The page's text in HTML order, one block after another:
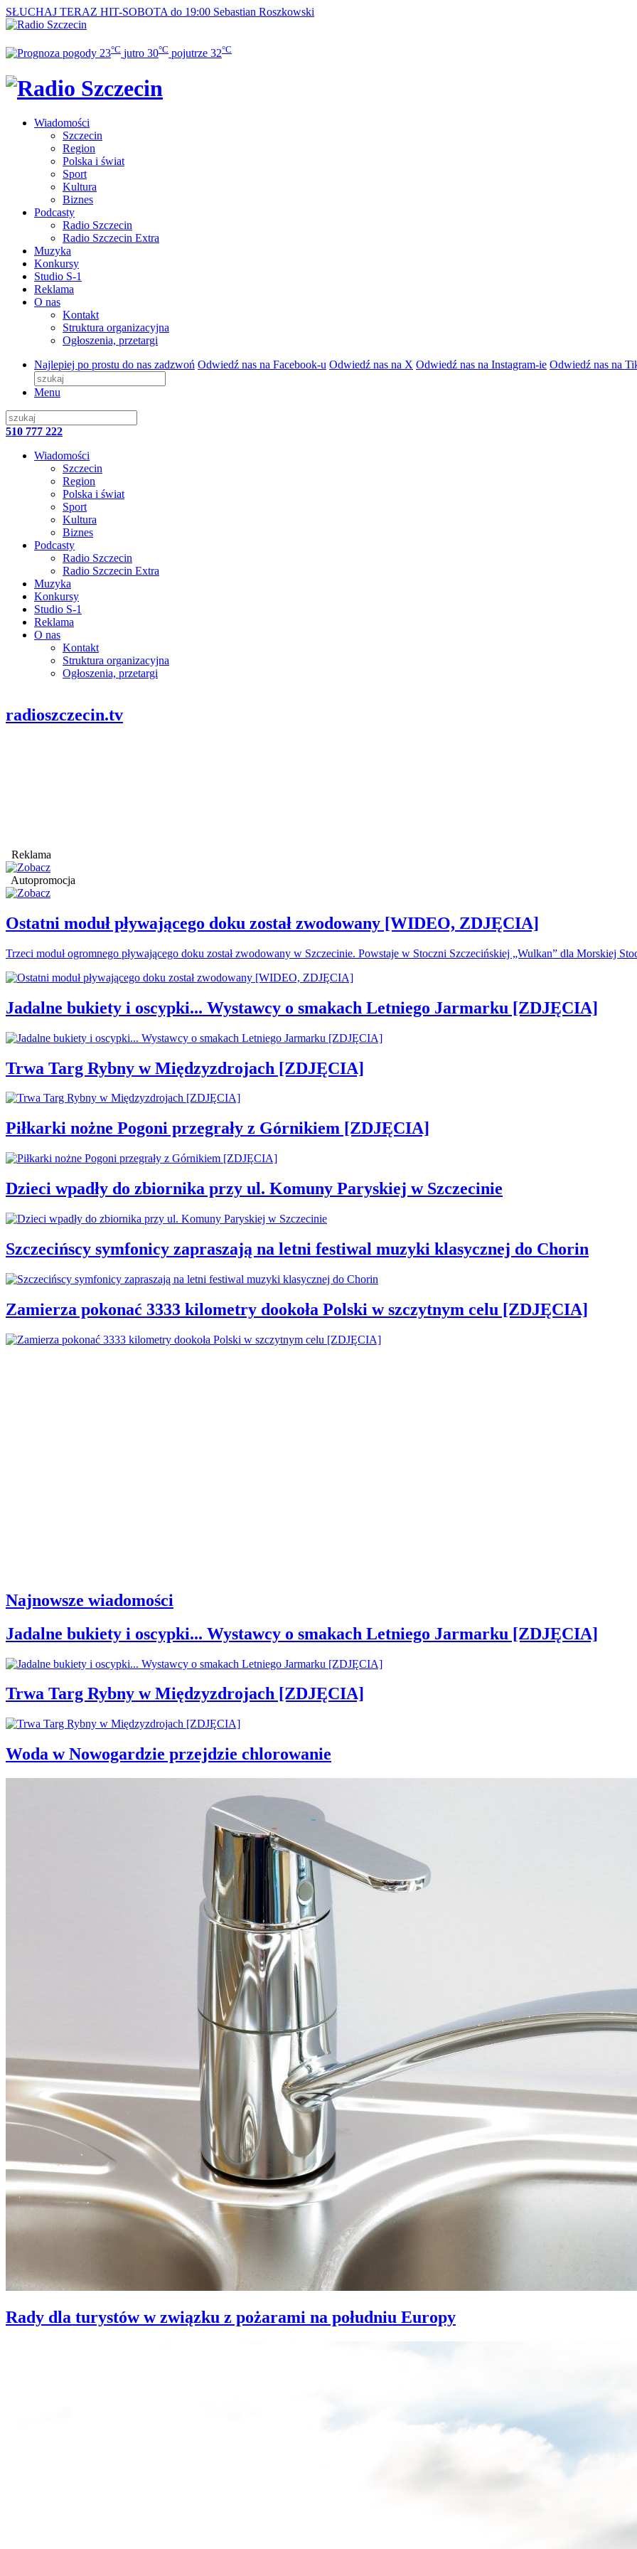
SŁUCHAJ TERAZ HIT-SOBOTA do 19:00 Sebastian Roszkowski
23°C jutro 30°C pojutrze 32°C
Wiadomości
Szczecin
Region
Polska i świat
Sport
Kultura
Biznes
Podcasty
Radio Szczecin
Radio Szczecin Extra
Muzyka
Konkursy
Studio S-1
Reklama
O nas
Kontakt
Struktura organizacyjna
Ogłoszenia, przetargi
Najlepiej po prostu do nas zadzwoń Odwiedź nas na Facebook-u Odwiedź nas na X Odwiedź nas na Instagram-ie Odwiedź nas na
Menu
510 777 222
Wiadomości
Szczecin
Region
Polska i świat
Sport
Kultura
Biznes
Podcasty
Radio Szczecin
Radio Szczecin Extra
Muzyka
Konkursy
Studio S-1
Reklama
O nas
Kontakt
Struktura organizacyjna
Ogłoszenia, przetargi
radioszczecin.tv
Reklama
Autopromocja
Ostatni moduł pływającego doku został zwodowany [WIDEO, ZDJĘCIA]
Trzeci moduł ogromnego pływającego doku został zwodowany w Szczecinie. Powstaje w Stoczni Szczecińskiej „Wulkan” dla Morskiej
Jadalne bukiety i oscypki... Wystawcy o smakach Letniego Jarmarku [ZDJĘCIA]
Trwa Targ Rybny w Międzyzdrojach [ZDJĘCIA]
Piłkarki nożne Pogoni przegrały z Górnikiem [ZDJĘCIA]
Dzieci wpadły do zbiornika przy ul. Komuny Paryskiej w Szczecinie
Szczecińscy symfonicy zapraszają na letni festiwal muzyki klasycznej do Chorin
Zamierza pokonać 3333 kilometry dookoła Polski w szczytnym celu [ZDJĘCIA]
Najnowsze wiadomości
Jadalne bukiety i oscypki... Wystawcy o smakach Letniego Jarmarku [ZDJĘCIA]
Trwa Targ Rybny w Międzyzdrojach [ZDJĘCIA]
Woda w Nowogardzie przejdzie chlorowanie
Rady dla turystów w związku z pożarami na południu Europy